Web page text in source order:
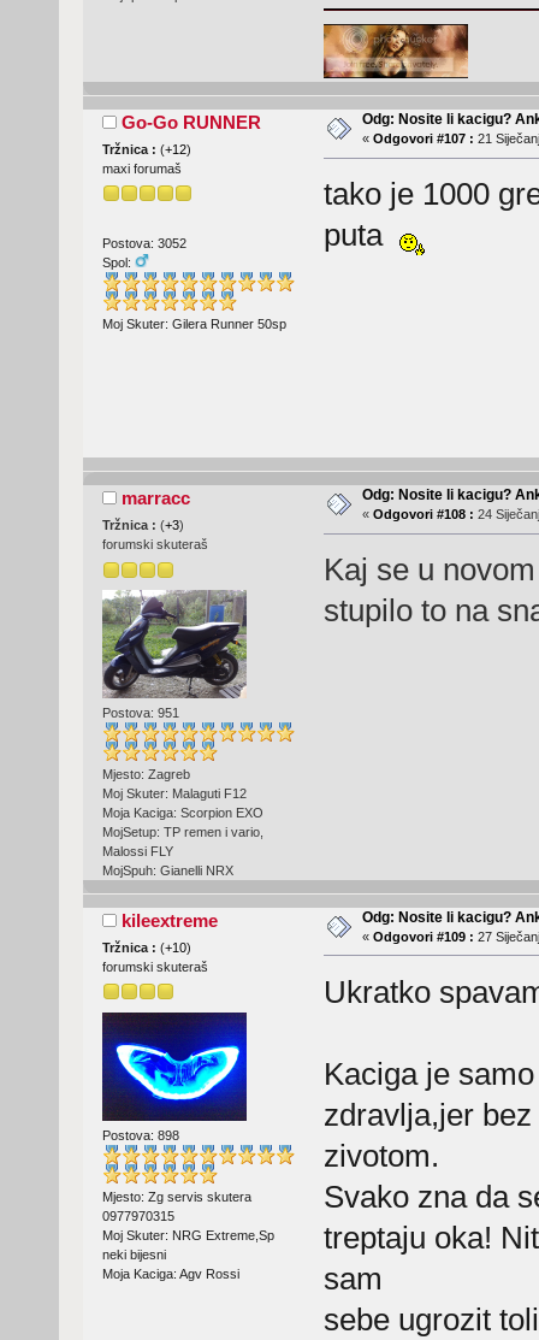
Go-Go RUNNER
Tržnica : (+12)
maxi forumaš
Postova: 3052
Spol:
Moj Skuter: Gilera Runner 50sp
Odg: Nosite li kacigu?
« Odgovori #107 : 21
tako je 1000
puta
marracc
Tržnica : (+3)
forumski skuteraš
Postova: 951
Mjesto: Zagreb
Moj Skuter: Malaguti F12
Moja Kaciga: Scorpion EXO
MojSetup: TP remen i vario,
Malossi FLY
MojSpuh: Gianelli NRX
Odg: Nosite li kacigu?
« Odgovori #108 : 24
Kaj se u
stupilo to na
kileextreme
Tržnica : (+10)
forumski skuteraš
Postova: 898
Mjesto: Zg servis skutera
0977970315
Moj Skuter: NRG Extreme,Sp
neki bijesni
Moja Kaciga: Agv Rossi
Odg: Nosite li kacigu?
« Odgovori #109 : 27
Ukratko
Kaciga je
zdravlja,jer
zivotom.
Svako zna da
treptaju oka!
sam
sebe ugrozit